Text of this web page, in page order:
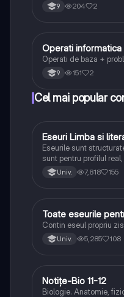
9 204 2
Informatică și TIC
Operati informatica
Operati de baza +
9 151 2
Cel mai popular
Limba și literatura
Eseuri Limba si
Eseurile sunt
sunt pentru profilul
lipsesc relatiile dintre
Univ. 7,818 155
Limba și literatura
Toate eseurile
Contin eseul propriu
Univ. 5,285 108
Biologie
Notițe-Bio 11-12
Biologie. Anatomie,